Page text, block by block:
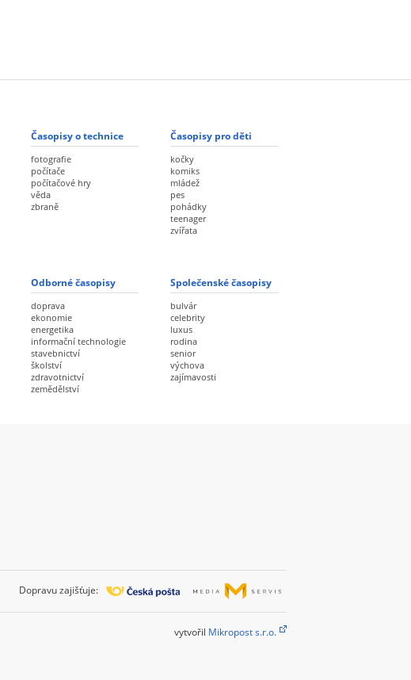
Časopisy o technice
fotografie
počítače
počítačové hry
věda
zbraně
Časopisy pro děti
kočky
komiks
mládež
pes
pohádky
teenager
zvířata
Odborné časopisy
doprava
ekonomie
energetika
informační technologie
stavebnictví
školství
zdravotnictví
zemědělství
Společenské časopisy
bulvár
celebrity
luxus
rodina
senior
výchova
zajímavosti
Dopravu zajišťuje:
vytvořil Mikropost s.r.o.